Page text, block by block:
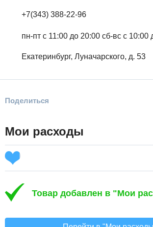
+7(343) 388-22-96
пн-пт c 11:00 до 20:00 сб-вс с 10:00
Екатеринбург, Луначарского, д. 53
Поделиться
Мои расходы
Товар добавлен в "Мои